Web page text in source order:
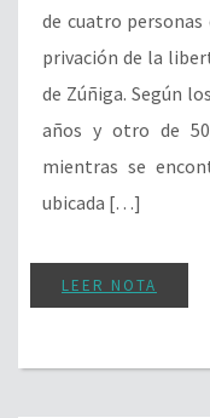
de cuatro
privación de la
de Zúñiga. Según
años y otro de
mientras se
ubicada […]
LEER NOTA